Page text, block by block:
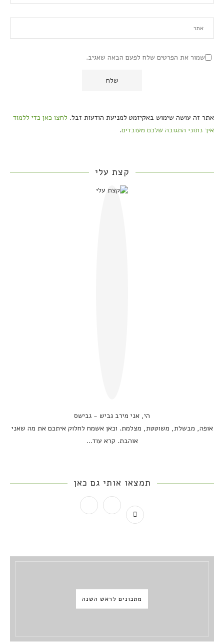
שמור את הפרטים שלח לפעם הבאה שאגיב.
אתר זה עושה שימוש באקיזמט למניעת הודעות זבל. לחצו כאן כדי ללמוד
איך נתוני התגובה שלכם מעובדים.
קצת עלי
הי, אני מירב גביש - גבישס
אופה, מבשלת, משוטטת, מצלמת. וכאן אשמח לחלוק איתכם את מה שאני
אוהבת. קרא עוד...
תמצאו אותי גם כאן
מתכונים לראש השנה